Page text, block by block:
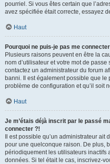
pourriel. Si vous êtes certain que
avez spécifiée était correcte, essayez
Haut
Pourquoi ne puis-je pas me
Plusieurs raisons peuvent en être la
nom d’utilisateur et votre mot de
contactez un administrateur du forum
banni. Il est également possible que le
problème de configuration et qu’il soit
Haut
Je m’étais déjà inscrit par le passé
connecter ?!
Il est possible qu’un administrateur
pour une quelconque raison. De plus,
périodiquement les utilisateurs inactifs
données. Si tel était le cas, inscrivez-